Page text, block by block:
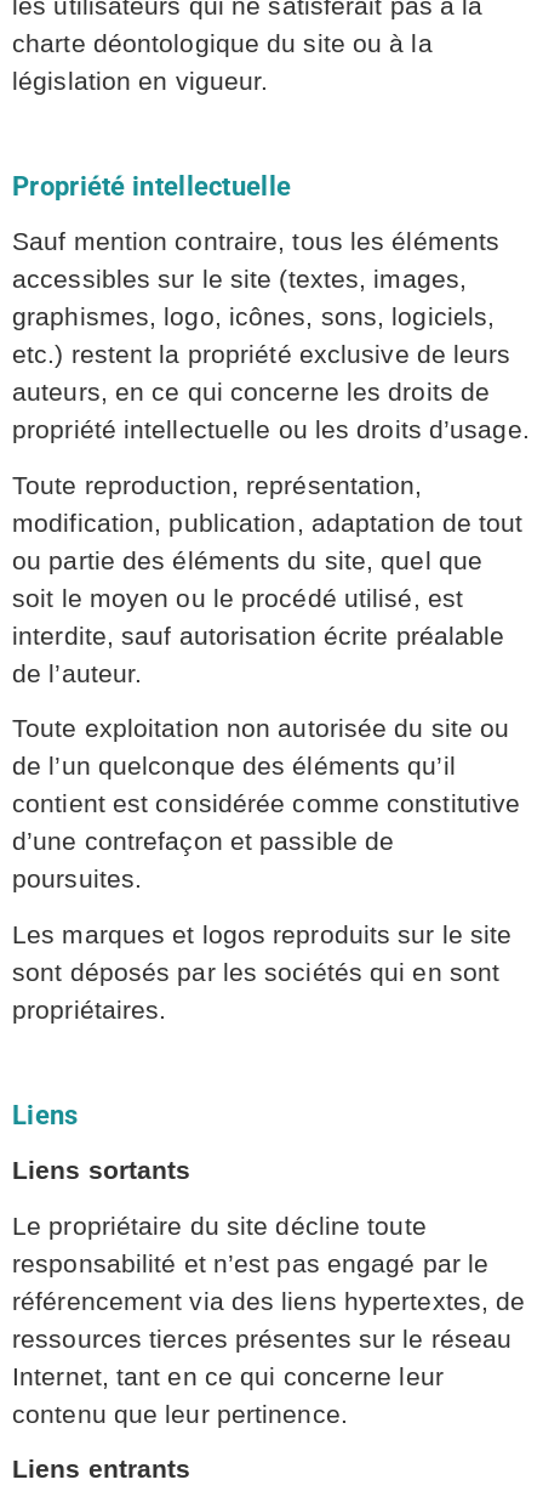
charte déontologique du site ou à la
législation en vigueur.
Propriété intellectuelle
Sauf mention contraire, tous les éléments
accessibles sur le site (textes, images,
graphismes, logo, icônes, sons, logiciels,
etc.) restent la propriété exclusive de leurs
auteurs, en ce qui concerne les droits de
propriété intellectuelle ou les droits d’usage.
Toute reproduction, représentation,
modification, publication, adaptation de tout
ou partie des éléments du site, quel que
soit le moyen ou le procédé utilisé, est
interdite, sauf autorisation écrite préalable
de l’auteur.
Toute exploitation non autorisée du site ou
de l’un quelconque des éléments qu’il
contient est considérée comme constitutive
d’une contrefaçon et passible de
poursuites.
Les marques et logos reproduits sur le site
sont déposés par les sociétés qui en sont
propriétaires.
Liens
Liens sortants
Le propriétaire du site décline toute
responsabilité et n’est pas engagé par le
référencement via des liens hypertextes, de
ressources tierces présentes sur le réseau
Internet, tant en ce qui concerne leur
contenu que leur pertinence.
Liens entrants